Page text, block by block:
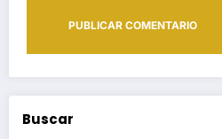
Buscar